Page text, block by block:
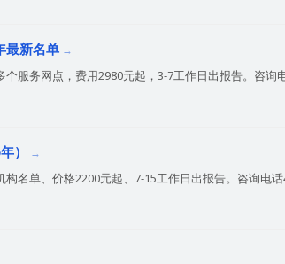
最新名单
服务网点，费用2980元起，3-7工作日出报告。咨询
）
名单、价格2200元起、7-15工作日出报告。咨询电话